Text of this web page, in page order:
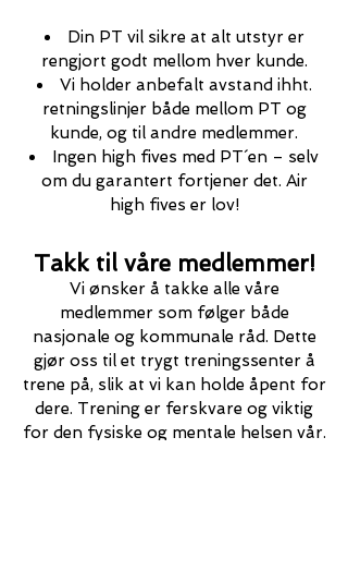
Din PT vil sikre at alt utstyr er
rengjort godt mellom hver kunde.
Vi holder anbefalt avstand ihht.
retningslinjer både mellom PT og
kunde, og til andre medlemmer.
Ingen high fives med PT´en – selv
om du garantert fortjener det. Air
high fives er lov!
Takk til våre medlemmer!
Vi ønsker å takke alle våre
medlemmer som følger både
nasjonale og kommunale råd. Dette
gjør oss til et trygt treningssenter å
trene på, slik at vi kan holde åpent for
dere. Trening er ferskvare og viktig
for den fysiske og mentale helsen vår.